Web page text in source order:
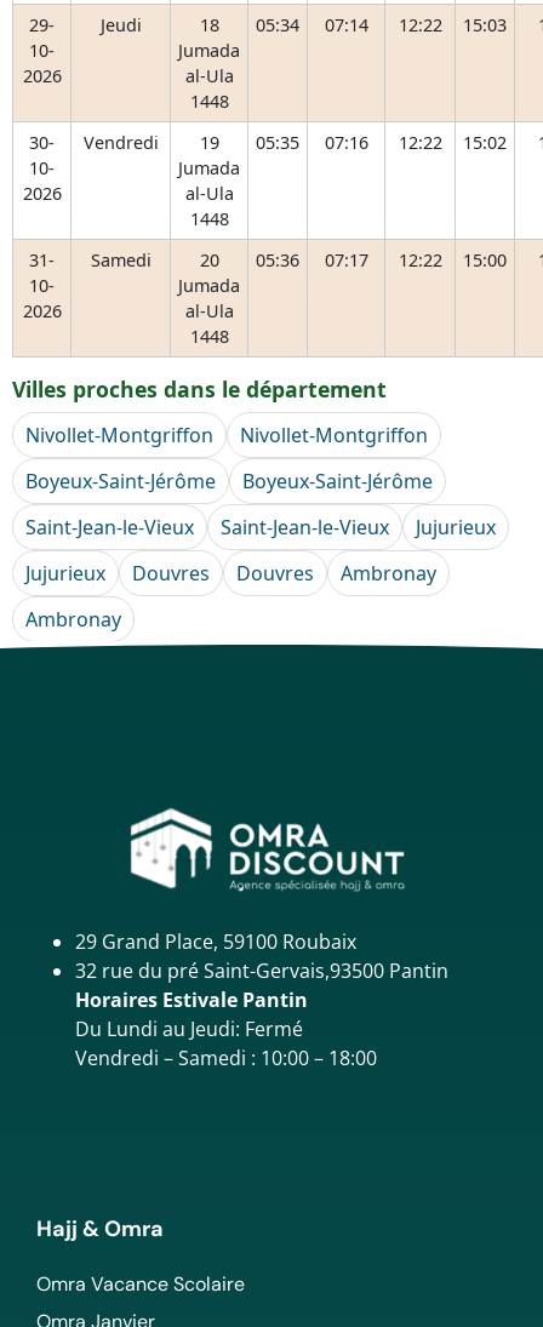
29-
10-
2026
Jeudi
18
Jumada
al-Ula
1448
05:34 07:14 12:22 15:03
30-
10-
2026
Vendredi
19
Jumada
al-Ula
1448
05:35 07:16 12:22 15:02
31-
10-
2026
Samedi
20
Jumada
al-Ula
1448
05:36 07:17 12:22 15:00
Villes proches dans le département
Nivollet-Montgriffon
Nivollet-Montgriffon
Boyeux-Saint-Jérôme
Boyeux-Saint-Jérôme
Saint-Jean-le-Vieux
Saint-Jean-le-Vieux
Jujurieux
Jujurieux
Douvres Douvres
Ambronay
Ambronay
29 Grand Place, 59100 Roubaix
32 rue du pré Saint-Gervais,93500 Pantin
Horaires Estivale Pantin
Du Lundi au Jeudi: Fermé
Vendredi – Samedi : 10:00 – 18:00
Hajj & Omra
Omra Vacance Scolaire
Omra Janvier